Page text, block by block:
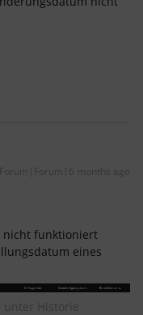
Forum|Forum|6 months ago
nicht funktioniert
eines
unter Historie